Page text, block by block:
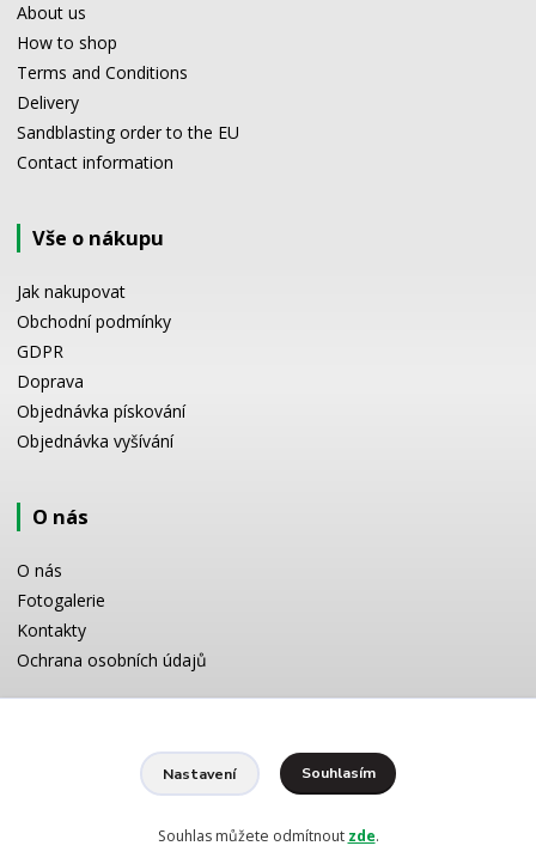
About us
How to shop
Terms and Conditions
Delivery
Sandblasting order to the EU
Contact information
Vše o nákupu
Jak nakupovat
Obchodní podmínky
GDPR
Doprava
Objednávka pískování
Objednávka vyšívání
O nás
O nás
Fotogalerie
Kontakty
Ochrana osobních údajů
Potřebujete poradit s výběrem? Neváhejte se zeptat:
+420 728 772 566
info@reklamnipiskovani.cz
Nastavení Souhlasím
Souhlas můžete odmítnout zde.